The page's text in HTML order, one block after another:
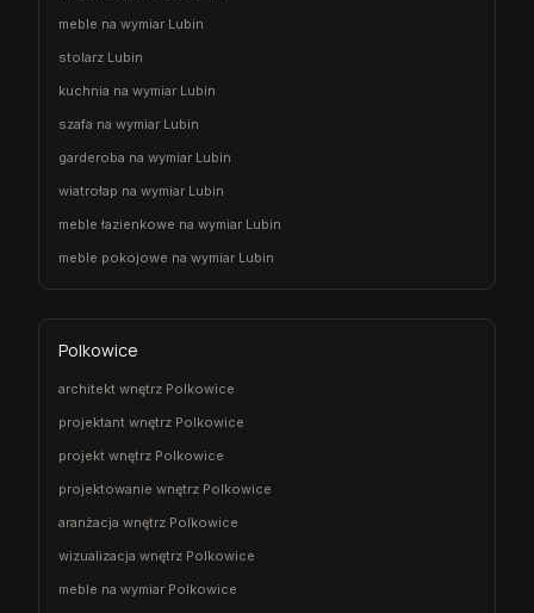
meble na wymiar Lubin
stolarz Lubin
kuchnia na wymiar Lubin
szafa na wymiar Lubin
garderoba na wymiar Lubin
wiatrołap na wymiar Lubin
meble łazienkowe na wymiar Lubin
meble pokojowe na wymiar Lubin
Polkowice
architekt wnętrz Polkowice
projektant wnętrz Polkowice
projekt wnętrz Polkowice
projektowanie wnętrz Polkowice
aranżacja wnętrz Polkowice
wizualizacja wnętrz Polkowice
meble na wymiar Polkowice